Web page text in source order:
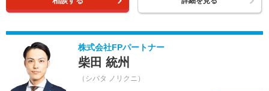
株式会社FPパートナー
柴田 統州
（シバタ ノリクニ）